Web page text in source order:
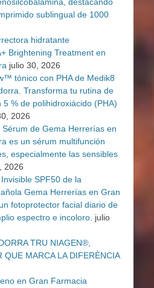
sublingual de 1000
hidratante
Brightening Treatment en
julio 30, 2026
tónico con PHA de Medik8
Transforma tu rutina de
% de polihidroxiácido (PHA)
2026
de Gema Herrerías en
es un sérum multifunción
especialmente las sensibles
2026
SPF50 de la
Gema Herrerías en Gran
fotoprotector facial diario de
espectro e incoloro. julio
TRU NIAGEN®,
QUE MARCA LA DIFERÈNCIA
en Gran Farmacia